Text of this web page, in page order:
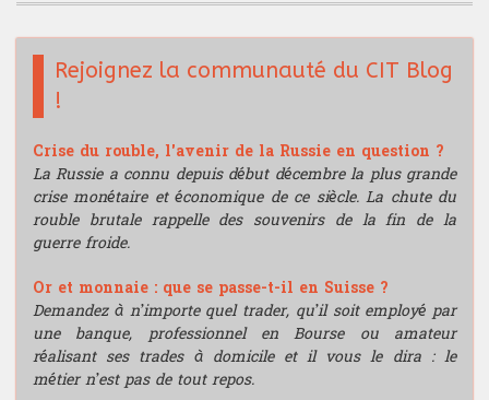
Rejoignez la communauté du CIT Blog
!
Crise du rouble, l'avenir de la Russie en question ?
La Russie a connu depuis début décembre la plus grande
crise monétaire et économique de ce siècle. La chute du
rouble brutale rappelle des souvenirs de la fin de la
guerre froide.
Or et monnaie : que se passe-t-il en Suisse ?
Demandez à n’importe quel trader, qu’il soit employé par
une banque, professionnel en Bourse ou amateur
réalisant ses trades à domicile et il vous le dira : le
métier n’est pas de tout repos.